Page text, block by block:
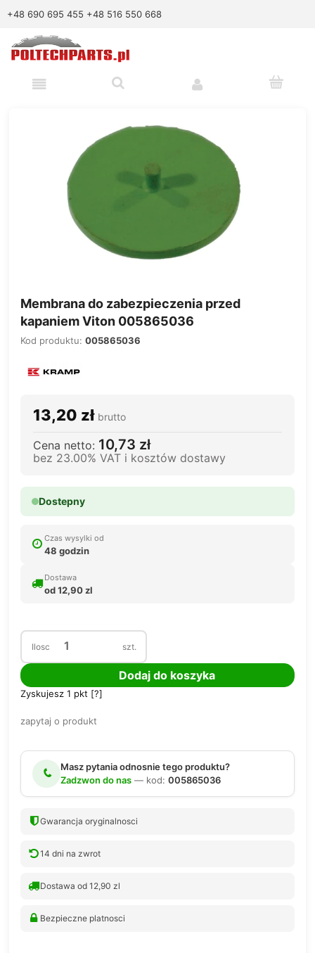
+48 690 695 455 +48 516 550 668
Membrana do zabezpieczenia przed
kapaniem Viton 005865036
Kod produktu: 005865036
13,20 zł brutto
Cena netto: 10,73 zł
bez 23.00% VAT i kosztów dostawy
Dostepny
Czas wysylki od
48 godzin
Dostawa
od 12,90 zl
Ilosc szt.
Dodaj do koszyka
Zyskujesz 1 pkt [?]
zapytaj o produkt
Masz pytania odnosnie tego produktu?
Zadzwon do nas — kod: 005865036
Gwarancja oryginalnosci
14 dni na zwrot
Dostawa od 12,90 zl
Bezpieczne platnosci